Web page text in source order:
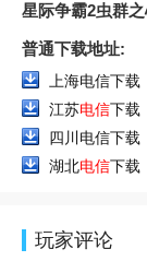
星际争霸2虫群
普通下载地址:
上海电信下载
江苏电信下载
四川电信下载
湖北电信下载
玩家评论